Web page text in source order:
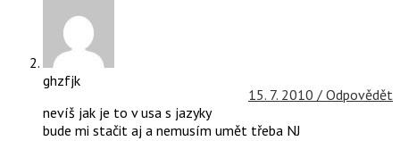
ghzfjk
15. 7. 2010 / Odpovědět
nevíš jak je to v usa s jazyky
bude mi stačit aj a nemusím umět třeba NJ